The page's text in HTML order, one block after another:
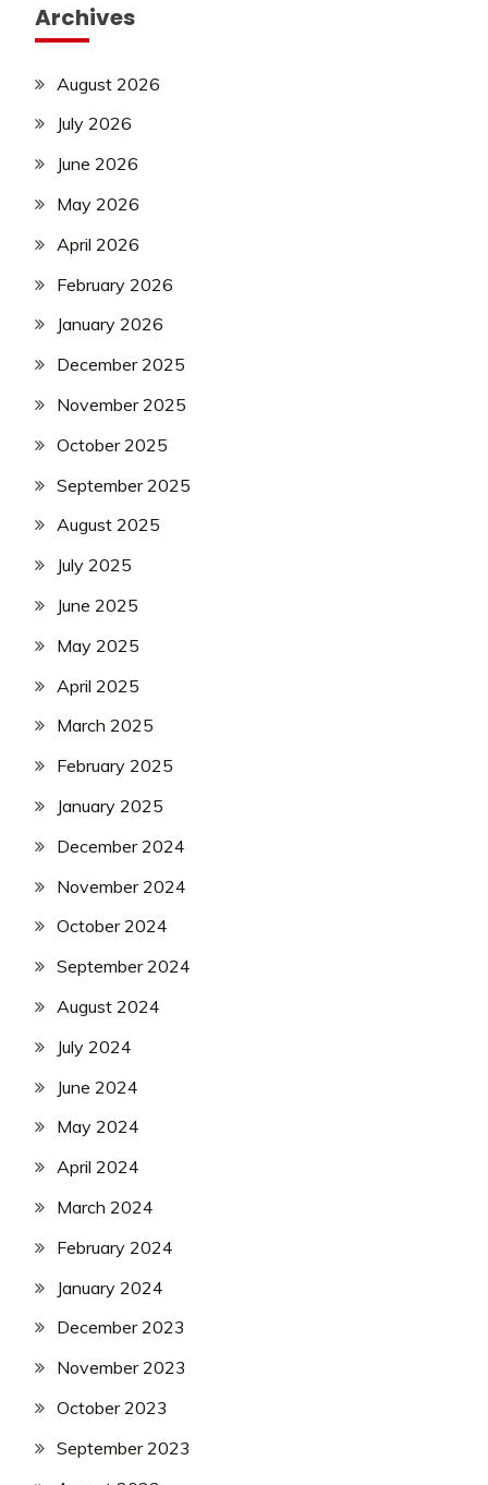
Archives
August 2026
July 2026
June 2026
May 2026
April 2026
February 2026
January 2026
December 2025
November 2025
October 2025
September 2025
August 2025
July 2025
June 2025
May 2025
April 2025
March 2025
February 2025
January 2025
December 2024
November 2024
October 2024
September 2024
August 2024
July 2024
June 2024
May 2024
April 2024
March 2024
February 2024
January 2024
December 2023
November 2023
October 2023
September 2023